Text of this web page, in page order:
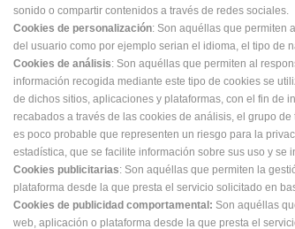
sonido o compartir contenidos a través de redes sociales.
Cookies de personalización: Son aquéllas que permiten
del usuario como por ejemplo serian el idioma, el tipo de
Cookies de análisis: Son aquéllas que permiten al
información recogida mediante este tipo de cookies se
de dichos sitios, aplicaciones y plataformas, con el fin de
recabados a través de las cookies de análisis, el grupo
es poco probable que representen un riesgo para la
estadística, que se facilite información sobre sus uso y
Cookies publicitarias: Son aquéllas que permiten la
plataforma desde la que presta el servicio solicitado en
Cookies de publicidad comportamental: Son aquéllas
web, aplicación o plataforma desde la que presta el